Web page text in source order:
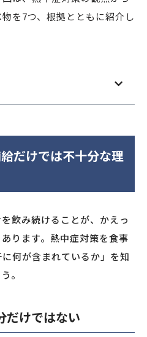
を7つ、根拠とともに紹介し
だけでは不十分な理
飲み続けることが、かえっ
ります。熱中症対策を食事
何が含まれているか」を知
。
だけではない